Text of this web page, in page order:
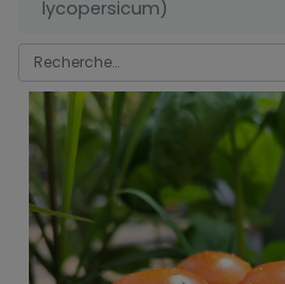
lycopersicum)